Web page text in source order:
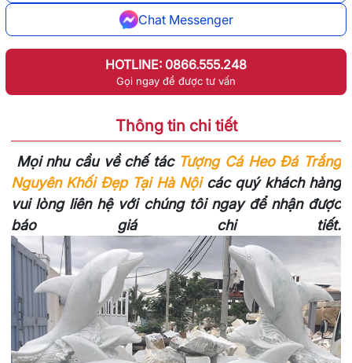
Chat Messenger
HOTLINE: 0866.555.248
Gọi ngay để được tư vấn
Thông tin chi tiết
Mọi nhu cầu về chế tác Tượng Cá Heo Đá Trắng
Nguyên Khối Đẹp Tại Hà Nội các quý khách hàng
vui lòng liên hệ với chúng tôi ngay để nhận được
báo giá chi tiết.